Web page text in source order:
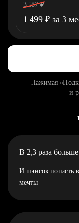
3 587 ₽
1 499 ₽ за 3
Нажимая
и
В 2,3 раза
И шансов попасть
мечты